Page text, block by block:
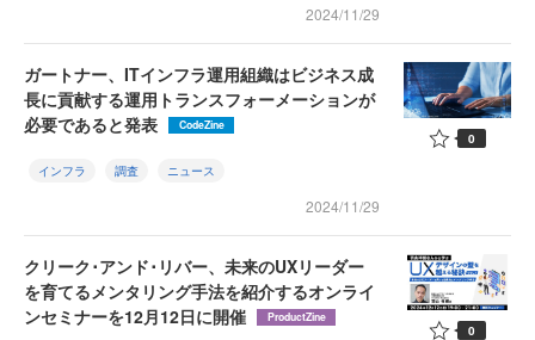
2024/11/29
ガートナー、ITインフラ運用組織はビジネス成
長に貢献する運用トランスフォーメーションが
必要であると発表
CodeZine
インフラ 調査 ニュース
2024/11/29
0
クリーク･アンド･リバー、未来のUXリーダー
を育てるメンタリング手法を紹介するオンライ
ンセミナーを12月12日に開催
ProductZine
0